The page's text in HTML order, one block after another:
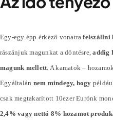
Egy-egy épp érkező vonatrafelszállni
rászánjuk magunkat a döntésre,addig
magunk mellett . A kamatok –
Egyáltalán nem mindegy, hogy
csak megtakarított 10ezer Eurónk
2,4% vagy nettó 8% hozamot